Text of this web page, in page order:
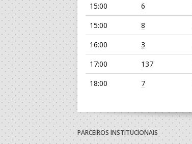
15:00
6
15:00
8
16:00
3
17:00
137
18:00
7
19:00
135
PARCEIROS INSTITUCIONAIS